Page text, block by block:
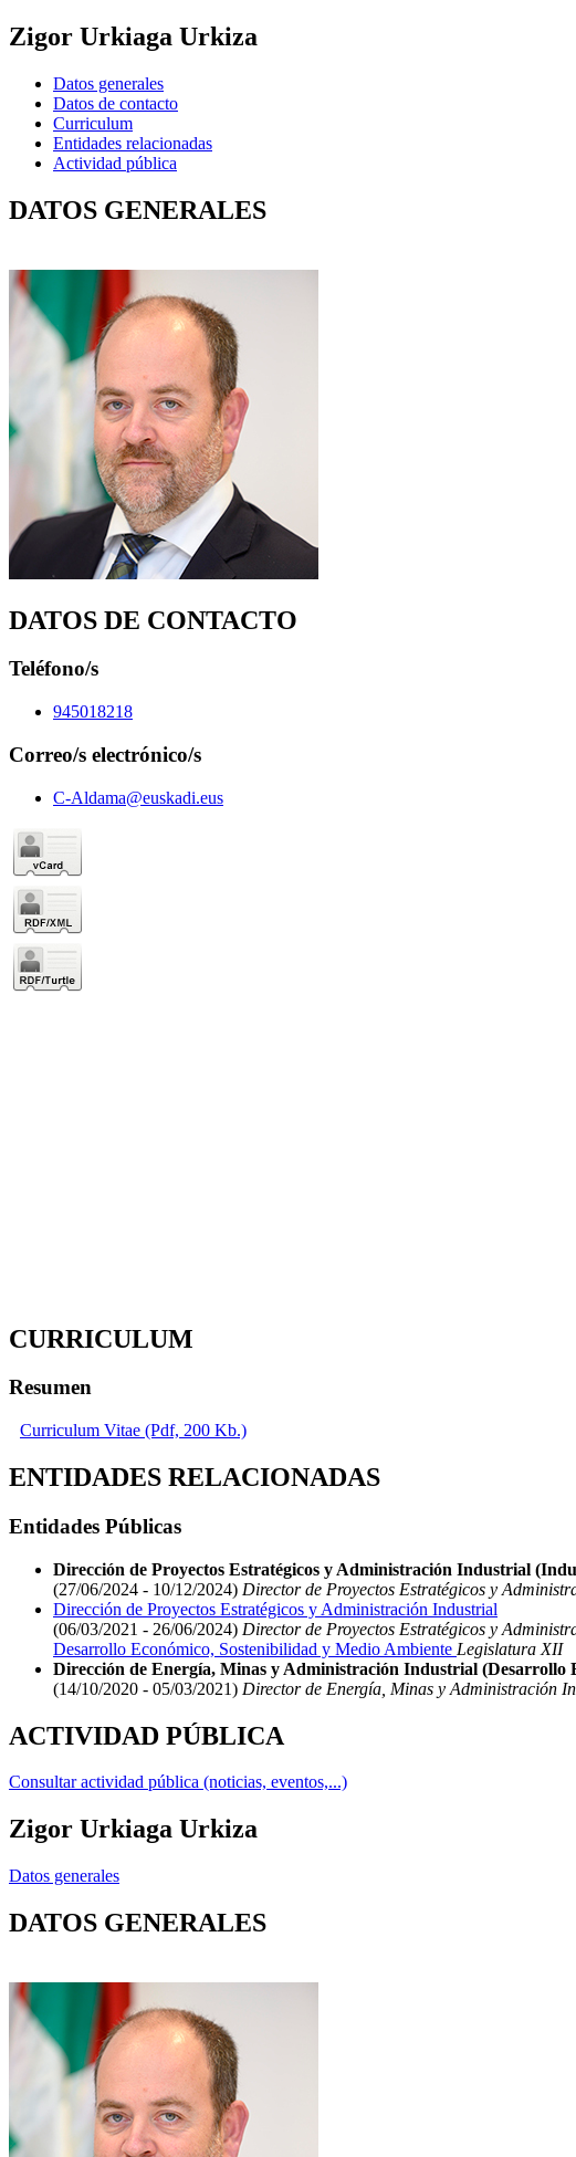
Zigor Urkiaga Urkiza
Datos generales
Datos de contacto
Curriculum
Entidades relacionadas
Actividad pública
DATOS GENERALES
DATOS DE CONTACTO
Teléfono/s
945018218
Correo/s electrónico/s
C-Aldama@euskadi.eus
CURRICULUM
Resumen
Curriculum Vitae (Pdf, 200 Kb.)
ENTIDADES RELACIONADAS
Entidades Públicas
Dirección de Proyectos Estratégicos y Administración Industrial
(27/06/2024 - 10/12/2024) Director de Proyectos Estratégicos y
Dirección de Proyectos Estratégicos y Administración Industrial
(06/03/2021 - 26/06/2024) Director de Proyectos Estratégicos y
Desarrollo Económico, Sostenibilidad y Medio Ambiente Legislatura XII
Dirección de Energía, Minas y Administración Industrial (Desarrollo
(14/10/2020 - 05/03/2021) Director de Energía, Minas y Administración
ACTIVIDAD PÚBLICA
Consultar actividad pública (noticias, eventos,...)
Zigor Urkiaga Urkiza
Datos generales
DATOS GENERALES